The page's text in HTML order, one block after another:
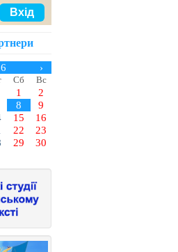
Вхід
›
Сб Вс
1
2
8
9
15
16
22
23
29
30